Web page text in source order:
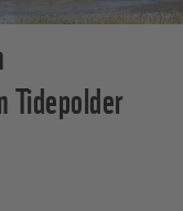
Tidepolder